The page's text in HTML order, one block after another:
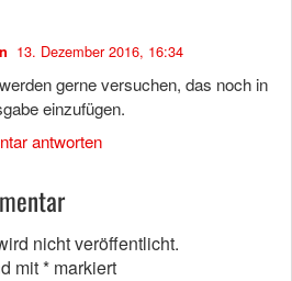
13. Dezember 2016, 16:34
gerne versuchen, das noch in
einzufügen.
antworten
nicht veröffentlicht.
mit* markiert